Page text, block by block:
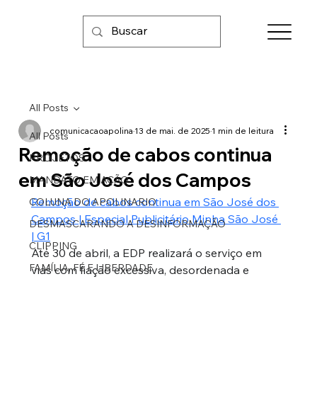
All Posts
PROJETOS
MANDATO EM AÇÃO
COLUNA DO APOLINARIO
DESMASCARANDO A DESINFORMAÇÃO
CLIPPING
FAMÍLIA, FÉ E LIBERDADE
All Posts
Remoção de cabos continua
em São José dos Campos
comunicacaoapolina13 de mai. de 20251 min de leitura
Remoção de cabos continua em São José dos
Campos | Especial Publicitário Minha São José
| G1
Até 30 de abril, a EDP realizará o serviço em
vias com fiação excessiva, desordenada e